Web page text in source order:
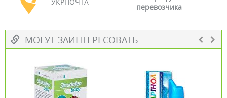
перевозчика
МОГУТ ЗАИНТЕРЕСОВАТЬ